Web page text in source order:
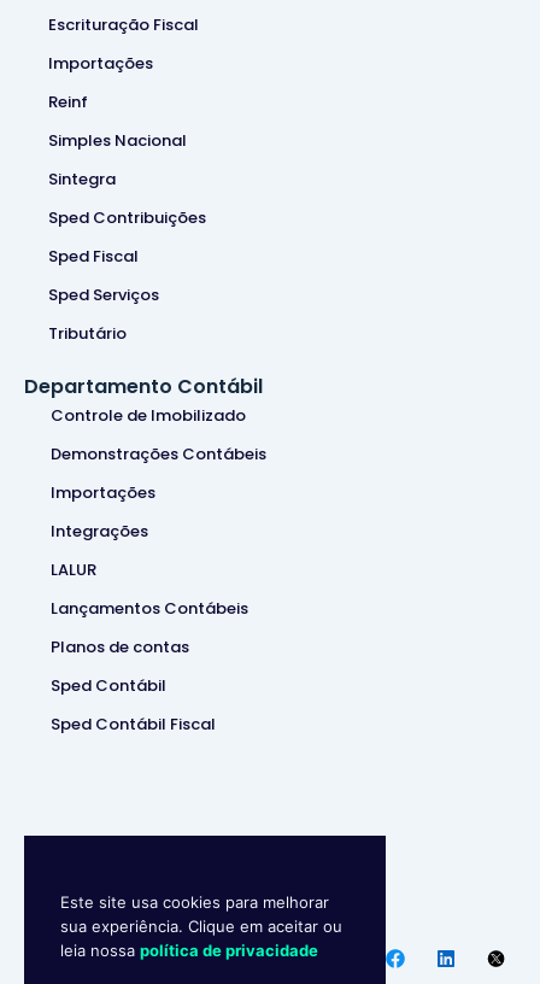
Escrituração Fiscal
Importações
Reinf
Simples Nacional
Sintegra
Sped Contribuições
Sped Fiscal
Sped Serviços
Tributário
Departamento Contábil
Controle de Imobilizado
Demonstrações Contábeis
Importações
Integrações
LALUR
Lançamentos Contábeis
Planos de contas
Sped Contábil
Sped Contábil Fiscal
Makro System• Sistema
Contábill | (37) 3229-5850 |
Política de privacidade
Este site usa cookies para melhorar
sua experiência. Clique em aceitar ou
leia nossa política de privacidade